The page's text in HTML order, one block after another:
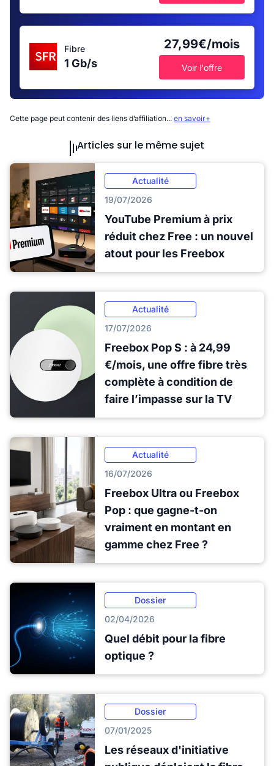
Fibre
1 Gb/s
27,99€/mois
Voir l'offre
Cette page peut contenir des liens d’affiliation... en savoir+
Articles sur le même sujet
Actualité
19/07/2026
YouTube Premium à prix
réduit chez Free : un nouvel
atout pour les Freebox
Actualité
17/07/2026
Freebox Pop S : à 24,99
€/mois, une offre fibre très
complète à condition de
faire l’impasse sur la TV
Actualité
16/07/2026
Freebox Ultra ou Freebox
Pop : que gagne-t-on
vraiment en montant en
gamme chez Free ?
Dossier
02/04/2026
Quel débit pour la fibre
optique ?
Dossier
07/01/2025
Les réseaux d'initiative